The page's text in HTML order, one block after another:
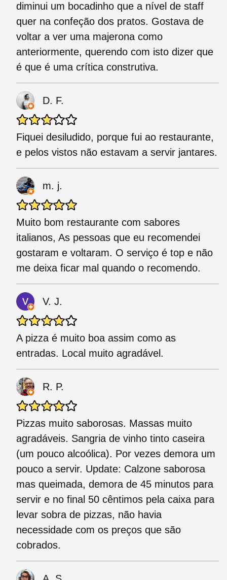
diminui um bocadinho que a nível de staff
quer na confeção dos pratos. Gostava de
voltar a ver uma majerona como
anteriormente, querendo com isto dizer que
é que é uma crítica construtiva.
D. F.
Fiquei desiludido, porque fui ao restaurante,
e pelos vistos não estavam a servir jantares.
m. j.
Muito bom restaurante com sabores
italianos, As pessoas que eu recomendei
gostaram e voltaram. O serviço é top e não
me deixa ficar mal quando o recomendo.
V. J.
A pizza é muito boa assim como as
entradas. Local muito agradável.
R. P.
Pizzas muito saborosas. Massas muito
agradáveis. Sangria de vinho tinto caseira
(um pouco alcoólica). Por vezes demora um
pouco a servir. Update: Calzone saborosa
mas queimada, demora de 45 minutos para
servir e no final 50 cêntimos pela caixa para
levar sobra de pizzas, não havia
necessidade com os preços que são
cobrados.